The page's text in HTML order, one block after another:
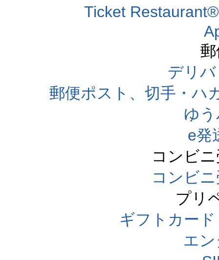
Ticket
デリ
郵便ポスト、切手・ハ
ゆ
e発
コンビ
コンビ
プリ
ギフトカー
エ